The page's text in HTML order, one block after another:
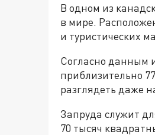
В одном из
в мире.
и туристических
Согласно данным
приблизительно
разглядеть даже
Запруда служит
70 тысяч